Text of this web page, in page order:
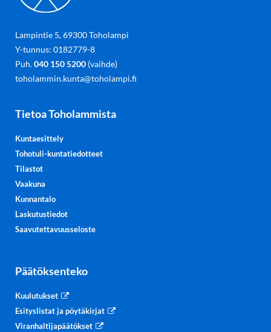
Lampintie 5, 69300 Toholampi
Y-tunnus: 0182779-8
Puh.040 150 5200(vaihde)
toholammin.kunta@toholampi.fi
Tietoa Toholammista
Kuntaesittely
Tohotuli-kuntatiedotteet
Tilastot
Vaakuna
Kunnantalo
Laskutustiedot
Saavutettavuusseloste
Päätöksenteko
Kuulutukset
Esityslistat ja pöytäkirjat
Viranhaltijapäätökset